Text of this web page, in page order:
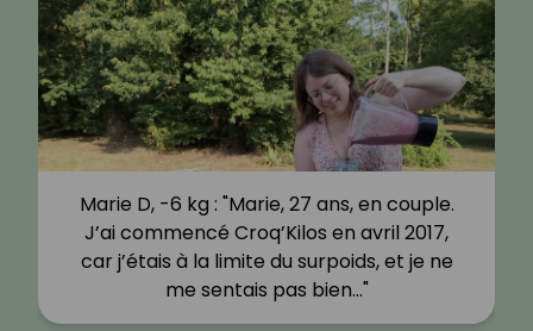
Marie D, -6 kg : "Marie, 27 ans, en couple.
J’ai commencé Croq’Kilos en avril 2017,
car j’étais à la limite du surpoids, et je ne
me sentais pas bien…"